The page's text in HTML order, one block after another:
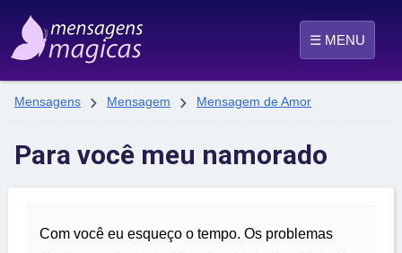
☰ MENU
Mensagens  Mensagem  Mensagem de Amor
Para você meu namorado
Com você eu esqueço o tempo. Os problemas